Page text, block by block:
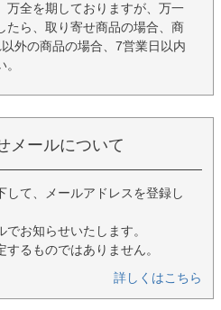
万全を期しておりますが、万一
たら、取り寄せ商品の場合、商
外の商品の場合、7営業日以内
メールについて
して、メールアドレスを登録し
お知らせいたします。
るものではありません。
詳しくはこちら